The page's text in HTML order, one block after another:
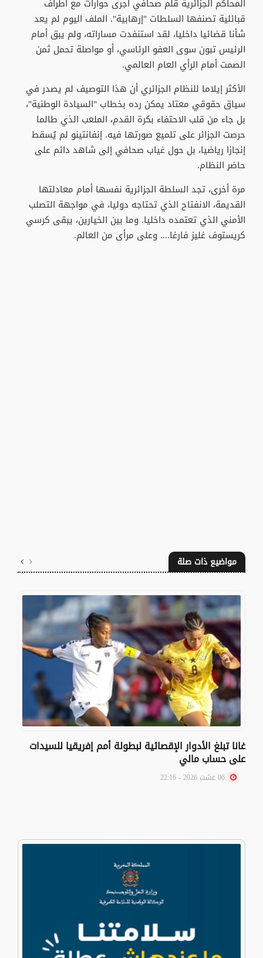
قبائلية تصنفها السلطات "إرهابية". الملف اليوم لم يعد
شأنا قضائيا داخليا، لقد استنفدت مساراته، ولم يبق أمام
الرئيس تبون سوى العفو الرئاسي، أو مواصلة تحمل ثمن
الصمت أمام الرأي العام العالمي.
الأكثر إيلاما للنظام الجزائري أن هذا التوصيف لم يصدر في
سياق حقوقي معتاد يمكن رده بخطاب "السيادة الوطنية"،
بل جاء من قلب الاحتفاء بكرة القدم، الملعب الذي طالما
حرصت الجزائر على تلميع صورتها فيه. إنفانتينو لم يُسقط
إنجازا رياضيا، بل حول غياب صحافي إلى شاهد دائم على
حاضر النظام.
مرة أخرى، تجد السلطة الجزائرية نفسها أمام معادلتها
القديمة، الانفتاح الذي تحتاجه دوليا، في مواجهة التصلب
الأمني الذي تعتمده داخليا. وما بين الخيارين، يبقى كرسي
كريستوف غليز فارغا.... وعلى مرأى من العالم.
مواضيع ذات صلة
غانا تبلغ الأدوار الإقصائية لبطولة أمم إفريقيا للسيدات
على حساب مالي